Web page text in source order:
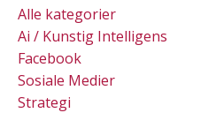
Alle kategorier
Ai / Kunstig Intelligens
Facebook
Sosiale Medier
Strategi